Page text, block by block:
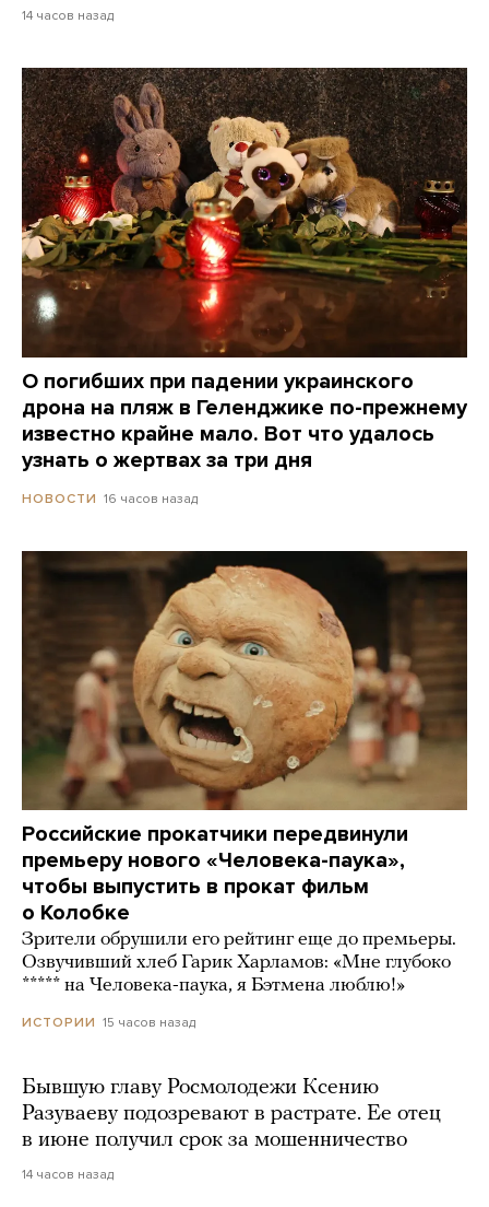
14 часов назад
О погибших при падении украинского
дрона на пляж в Геленджике по-прежнему
известно крайне мало. Вот что удалось
узнать о жертвах за три дня
НОВОСТИ 16 часов назад
Российские прокатчики передвинули
премьеру нового «Человека-паука»,
чтобы выпустить в прокат фильм
о Колобке
Зрители обрушили его рейтинг еще до премьеры.
Озвучивший хлеб Гарик Харламов: «Мне глубоко
***** на Человека-паука, я Бэтмена люблю!»
ИСТОРИИ 15 часов назад
Бывшую главу Росмолодежи Ксению
Разуваеву подозревают в растрате. Ее отец
в июне получил срок за мошенничество
14 часов назад